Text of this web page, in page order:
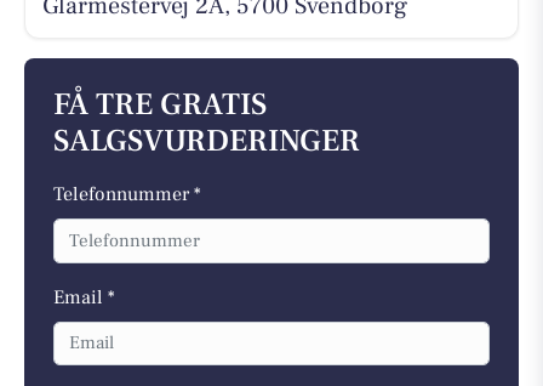
FÅ TRE GRATIS
SALGSVURDERINGER
Telefonnummer *
Email *